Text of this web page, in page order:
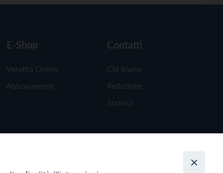
E-Shop
Vendita Online
Abbonamenti
Contatti
Chi Siamo
Redazione
Scrivici